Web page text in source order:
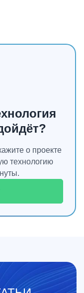
о проекте
технологию